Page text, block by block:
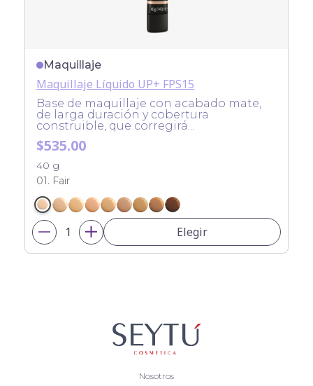
Maquillaje
Maquillaje Líquido UP+ FPS15
Base de maquillaje con acabado mate,
de larga duración y cobertura
construible, que corregirá...
$535.00
40 g
01. Fair
Elegir
Nosotros